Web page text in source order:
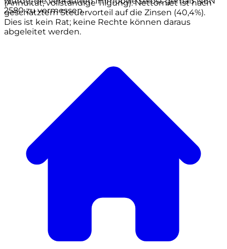
2580 zu vermessen.
(Annuität, vollständige Tilgung). Nettomiet ist nach
geschätztem Steuervorteil auf die Zinsen (40,4%).
Dies ist kein Rat; keine Rechte können daraus
abgeleitet werden.